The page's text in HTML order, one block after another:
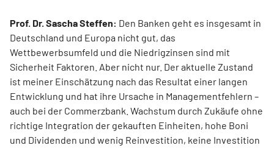
Prof. Dr. Sascha Steffen: Den Banken geht es insgesamt in
Deutschland und Europa nicht gut, das
Wettbewerbsumfeld und die Niedrigzinsen sind mit
Sicherheit Faktoren. Aber nicht nur. Der aktuelle Zustand
ist meiner Einschätzung nach das Resultat einer langen
Entwicklung und hat ihre Ursache in Managementfehlern –
auch bei der Commerzbank. Wachstum durch Zukäufe ohne
richtige Integration der gekauften Einheiten, hohe Boni
und Dividenden und wenig Reinvestition, keine Investition